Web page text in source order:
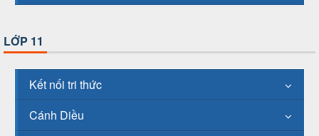
LỚP 11
Kết nối tri thức
Cánh Diều